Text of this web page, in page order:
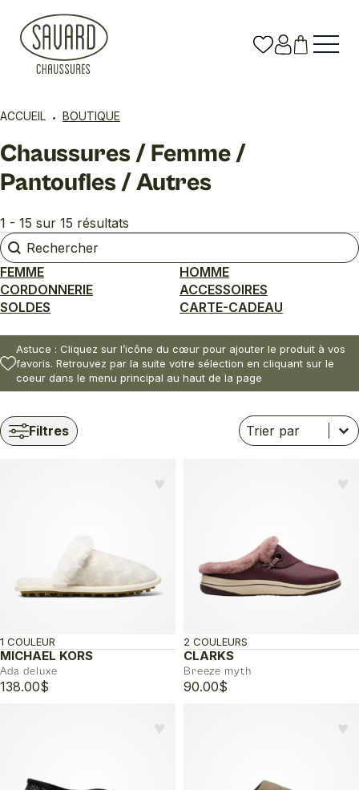
ACCUEIL BOUTIQUE
Chaussures / Femme /
Pantoufles / Autres
1 - 15 sur 15 résultats
Rechercher
Rechercher
FEMME
HOMME
CORDONNERIE
ACCESSOIRES
SOLDES
CARTE-CADEAU
Astuce : Cliquez sur l’icône du cœur pour ajouter le produit à vos
favoris. Retrouvez par la suite votre sélection en cliquant sur le
coeur dans le menu principal au haut de la page
Filtres Trier
Trier le contenu
Trier le contenu
♥︎
MICHAEL KORS
Ada deluxe
1 COULEUR
138.00$
♥︎
CLARKS
Breeze myth
2 COULEURS
90.00$
♥︎ ♥︎